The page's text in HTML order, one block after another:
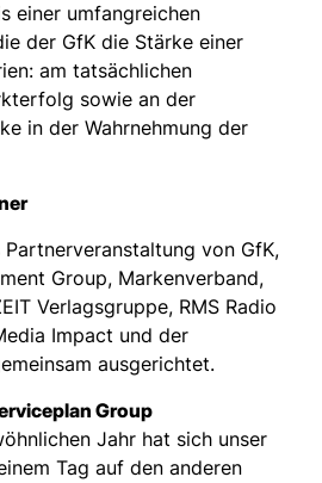
einer umfangreichen
der GfK die Stärke einer
am tatsächlichen
sowie an der
in der Wahrnehmung der
von GfK,
Group, Markenverband,
Verlagsgruppe, RMS Radio
Impact und der
ausgerichtet.
Group
Jahr hat sich unser
Tag auf den anderen